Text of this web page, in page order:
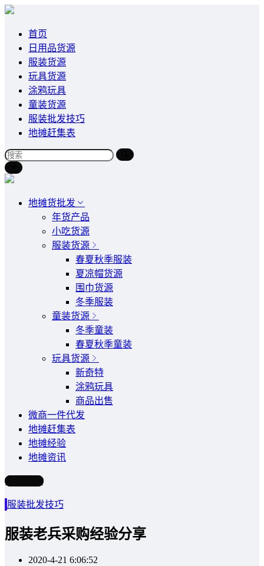
首页
日用品货源
服装货源
玩具货源
涂鸦玩具
童装货源
服装批发技巧
地摊赶集表
地摊货批发
年货产品
小吃货源
服装货源
春夏秋季服装
夏凉帽货源
围巾货源
冬季服装
童装货源
冬季童装
春夏秋季童装
玩具货源
新奇特
涂鸦玩具
商品出售
微商一件代发
地摊赶集表
地摊经验
地摊资讯
写文章
服装批发技巧
服装老兵采购经验分享
2020-4-21 6:06:52